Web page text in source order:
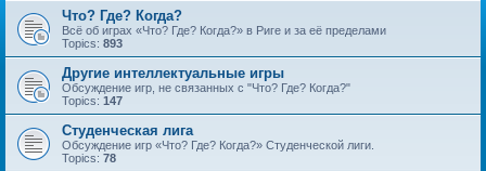
Что? Где? Когда?
Всё об играх «Что? Где? Когда?» в Риге и за её пределами
Topics: 893
Другие интеллектуальные игры
Обсуждение игр, не связанных с "Что? Где? Когда?"
Topics: 147
Студенческая лига
Обсуждение игр «Что? Где? Когда?» Студенческой лиги.
Topics: 78